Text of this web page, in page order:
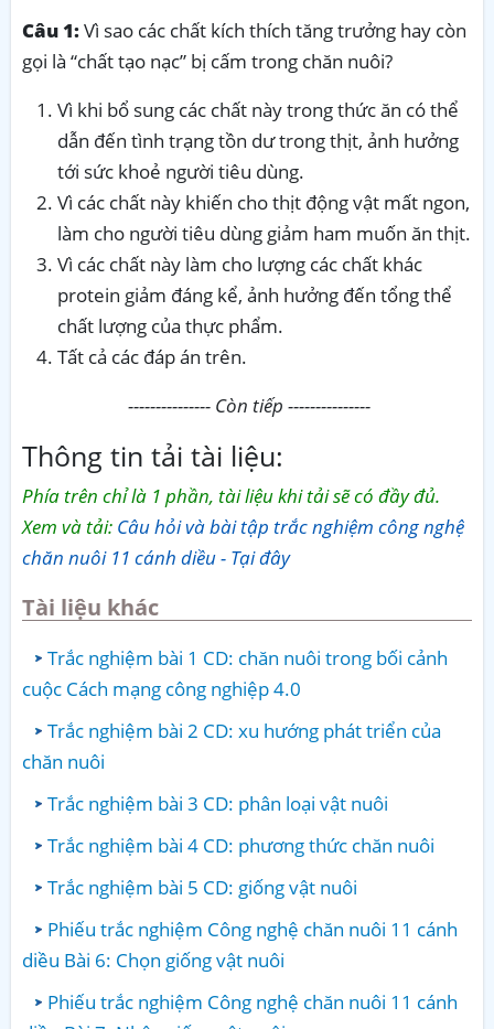
Câu 1:Vì sao các chất kích thích tăng trưởng hay còn
gọi là “chất tạo nạc” bị cấm trong chăn nuôi?
Vì khi bổ sung các chất này trong thức ăn có thể
dẫn đến tình trạng tồn dư trong thịt, ảnh hưởng
tới sức khoẻ người tiêu dùng.
Vì các chất này khiến cho thịt động vật mất ngon,
làm cho người tiêu dùng giảm ham muốn ăn thịt.
Vì các chất này làm cho lượng các chất khác
protein giảm đáng kể, ảnh hưởng đến tổng thể
chất lượng của thực phẩm.
Tất cả các đáp án trên.
--------------- Còn tiếp ---------------
Thông tin tải tài liệu:
Phía trên chỉ là 1 phần, tài liệu khi tải sẽ có đầy đủ.
Xem và tải: Câu hỏi và bài tập trắc nghiệm công nghệ
chăn nuôi 11 cánh diều - Tại đây
Tài liệu khác
Trắc nghiệm bài 1 CD: chăn nuôi trong bối cảnh
cuộc Cách mạng công nghiệp 4.0
Trắc nghiệm bài 2 CD: xu hướng phát triển của
chăn nuôi
Trắc nghiệm bài 3 CD: phân loại vật nuôi
Trắc nghiệm bài 4 CD: phương thức chăn nuôi
Trắc nghiệm bài 5 CD: giống vật nuôi
Phiếu trắc nghiệm Công nghệ chăn nuôi 11 cánh
diều Bài 6: Chọn giống vật nuôi
Phiếu trắc nghiệm Công nghệ chăn nuôi 11 cánh